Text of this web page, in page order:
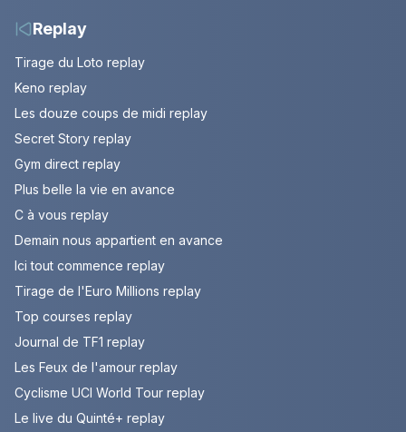
Replay
Tirage du Loto replay
Keno replay
Les douze coups de midi replay
Secret Story replay
Gym direct replay
Plus belle la vie en avance
C à vous replay
Demain nous appartient en avance
Ici tout commence replay
Tirage de l'Euro Millions replay
Top courses replay
Journal de TF1 replay
Les Feux de l'amour replay
Cyclisme UCI World Tour replay
Le live du Quinté+ replay